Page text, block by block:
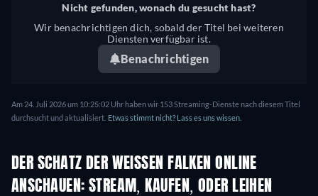
Nicht gefunden, wonach du gesucht hast?
Wir benachrichtigen dich, sobald der Titel bei weiteren
Diensten verfügbar ist.
Benachrichtigen
Am 24. Juli 2026 um 10:25:02 Uhr haben wir 153 Streaming-Dienste nach diesem Titel
durchsucht und aktualisiert. Etwas stimmt nicht? Lass es uns wissen.
DER SCHATZ DER WEISSEN FALKEN ONLINE A
NSCHAUEN: STREAM, KAUFEN, ODER LEIHEN